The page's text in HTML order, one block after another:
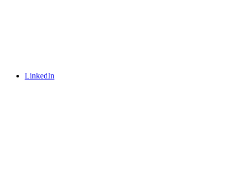
LinkedIn